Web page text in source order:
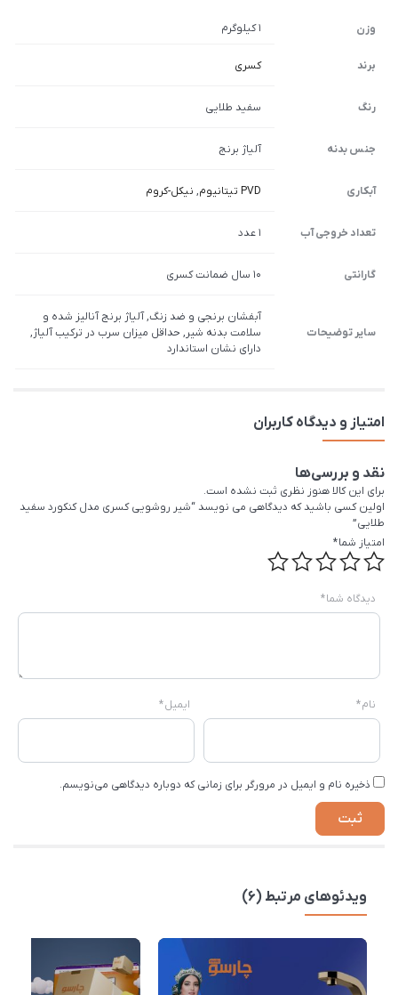
وزن 1 کیلوگرم
برند کسری
رنگ سفید طلایی
جنس بدنه آلیاژ برنج
آبکاری PVD تیتانیوم , نیکل-کروم
تعداد خروجی آب 1 عدد
گارانتی 10 سال ضمانت کسری
سایر توضیحات
آبفشان برنجی و ضد زنگ, آلیاژ برنج آنالیز شده و
سلامت بدنه شیر, حداقل میزان سرب در ترکیب آلیاژ,
دارای نشان استاندارد
امتیاز و دیدگاه کاربران
نقد و بررسی‌ها
برای این کالا هنوز نظری ثبت نشده است.
اولین کسی باشید که دیدگاهی می نویسد “شیر روشویی کسری مدل کنکورد سفید
طلایی”
امتیاز شما*
دیدگاه شما*
نام* ایمیل*
ذخیره نام و ایمیل در مرورگر برای زمانی که دوباره دیدگاهی می‌نویسم.
ویدئوهای مرتبط (6)